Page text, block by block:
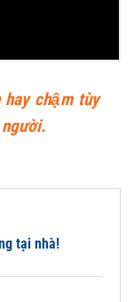
hay chậm tùy
tại nhà!